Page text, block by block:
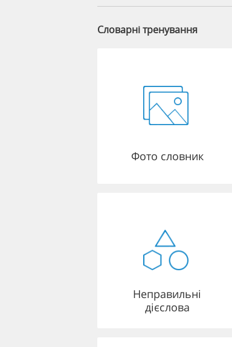
Словарні тренування
Фото словник
Неправильні
дієслова